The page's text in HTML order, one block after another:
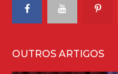
OUTROS ARTIGOS